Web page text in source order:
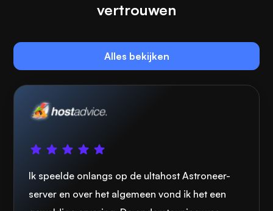
vertrouwen
Alles bekijken
Ik speelde onlangs op de ultahost Astroneer-
server en over het algemeen vond ik het een